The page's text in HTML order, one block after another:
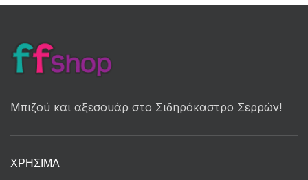
Μπιζού και αξεσουάρ στο Σιδηρόκαστρο Σερρών!
ΧΡΉΣΙΜΑ